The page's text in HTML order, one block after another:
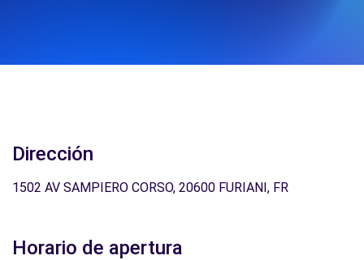
Dirección
1502 AV SAMPIERO CORSO, 20600 FURIANI, FR
Horario de apertura